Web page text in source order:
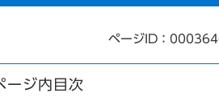
ページID：
ージ内目次